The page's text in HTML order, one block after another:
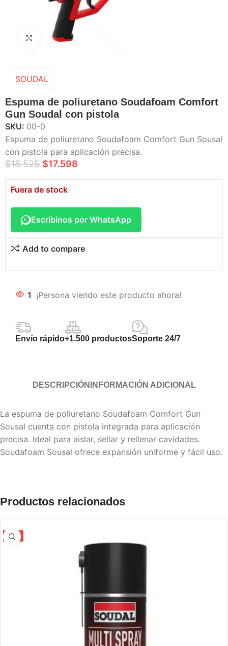
Haga Click para agrandar
Espuma de poliuretano Soudafoam Comfort
Gun Soudal con pistola
SOUDAL
SKU: 00-0
Espuma de poliuretano Soudafoam Comfort Gun Sousal
con pistola para aplicación precisa.
$18.525 $17.598
Fuera de stock
Escribinos por WhatsApp
Add to compare
1 ¡Persona viendo este producto ahora!
Envío rápido+1.500 productosSoporte 24/7
DESCRIPCIÓN INFORMACIÓN ADICIONAL
La espuma de poliuretano Soudafoam Comfort Gun
Sousal cuenta con pistola integrada para aplicación
precisa. Ideal para aislar, sellar y rellenar cavidades.
Soudafoam Sousal ofrece expansión uniforme y fácil uso.
Productos relacionados
-5%